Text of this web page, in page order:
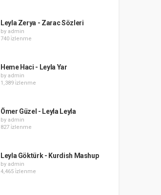
Leyla Zerya - Zarac Sözleri
by admin
740 i̇zlenme
Heme Haci - Leyla Yar
by admin
1,389 i̇zlenme
Ömer Güzel - Leyla Leyla
by admin
827 i̇zlenme
Leyla Göktürk - Kurdish Mashup
by admin
4,465 i̇zlenme